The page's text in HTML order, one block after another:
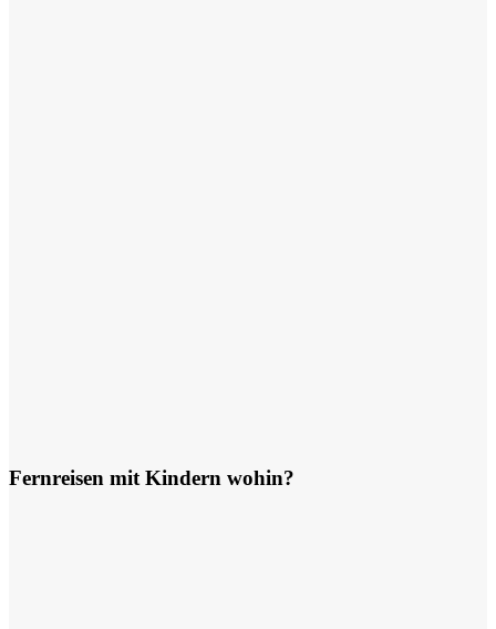
Fernreisen mit Kindern wohin?